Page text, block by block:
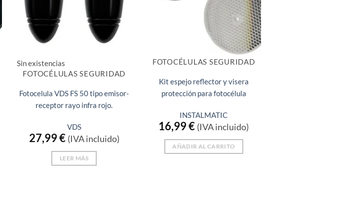
Sin existencias
FOTOCÉLULAS SEGURIDAD
Fotocelula VDS FS 50 tipo emisor-
receptor rayo infra rojo.
VDS
27,99€ (IVA incluido)
LEER MÁS
FOTOCÉLULAS SEGURIDAD
Kit espejo reflector y visera
protección para fotocélula
INSTALMATIC
16,99€ (IVA incluido)
AÑADIR AL CARRITO